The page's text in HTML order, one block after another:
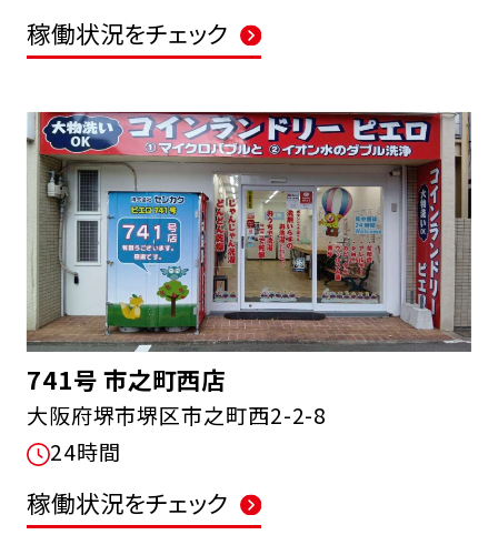
稼働状況をチェック
741号 市之町西店
大阪府堺市堺区市之町西2-2-8
24時間
稼働状況をチェック